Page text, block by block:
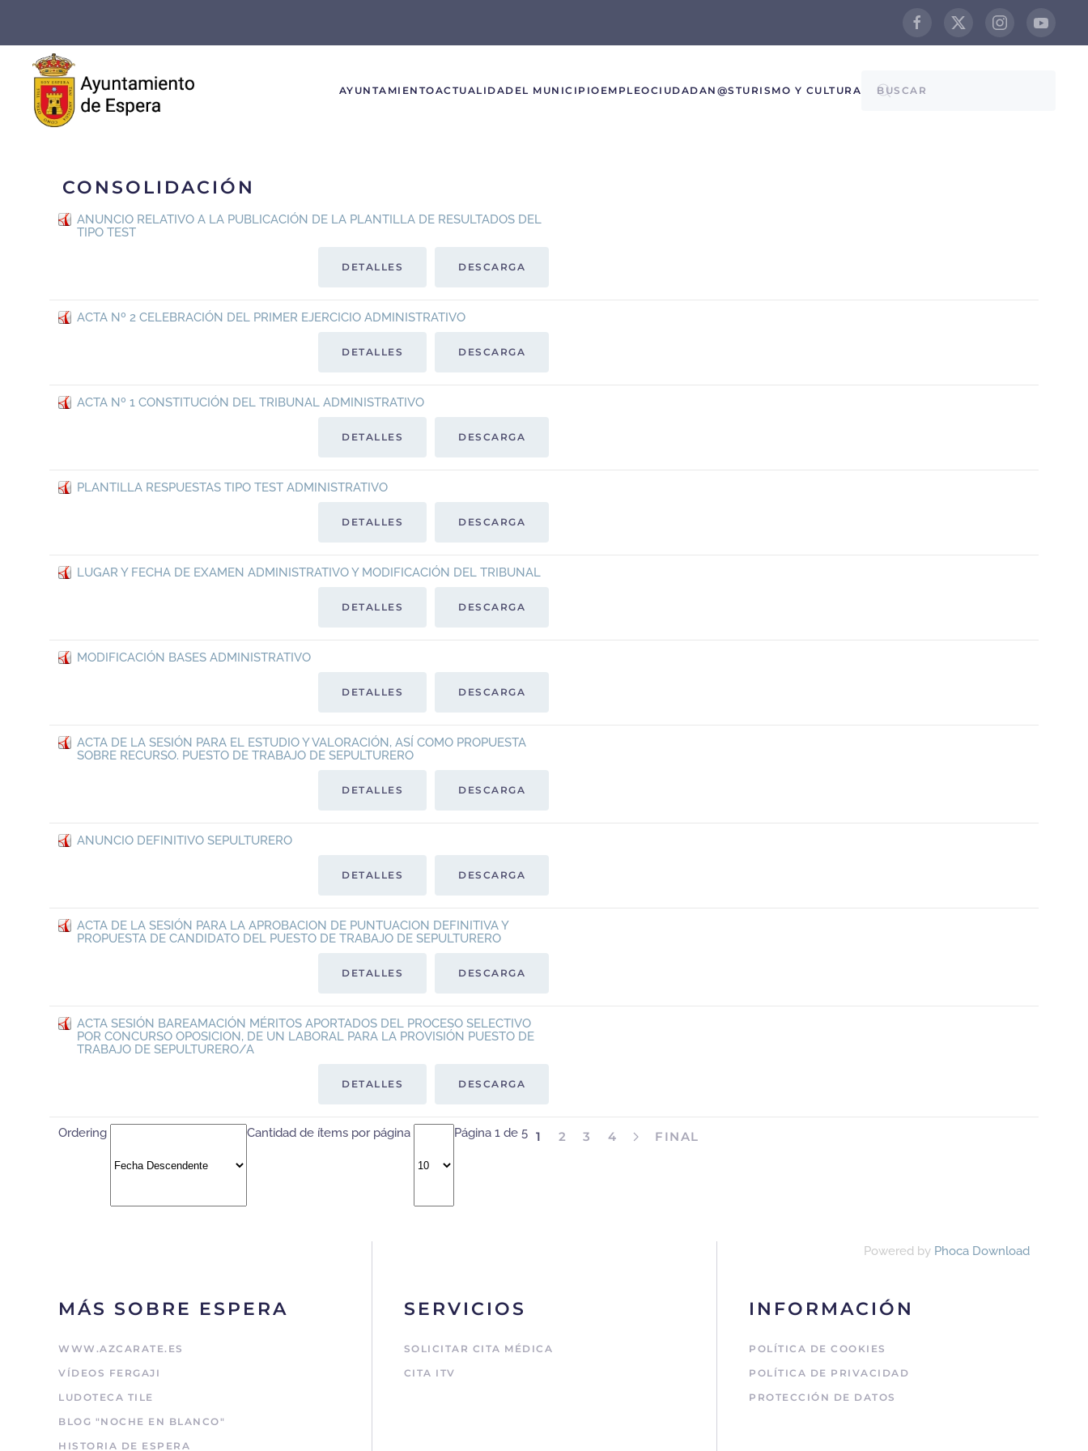
Skip to main content
AYUNTAMIENTOACTUALIDAD EL MUNICIPIO EMPLEOCIUDADAN@S TURISMO Y CULTURA
CONSOLIDACIÓN
ANUNCIO RELATIVO A LA PUBLICACIÓN DE LA PLANTILLA DE RESULTADOS DEL
TIPO TEST
DESCARGA
DETALLES
ACTA Nº 2 CELEBRACIÓN DEL PRIMER EJERCICIO ADMINISTRATIVO
DESCARGA
DETALLES
ACTA Nº 1 CONSTITUCIÓN DEL TRIBUNAL ADMINISTRATIVO
DESCARGA
DETALLES
PLANTILLA RESPUESTAS TIPO TEST ADMINISTRATIVO
DESCARGA
DETALLES
LUGAR Y FECHA DE EXAMEN ADMINISTRATIVO Y MODIFICACIÓN DEL TRIBUNAL
DESCARGA
DETALLES
MODIFICACIÓN BASES ADMINISTRATIVO
DESCARGA
DETALLES
ACTA DE LA SESIÓN PARA EL ESTUDIO Y VALORACIÓN, ASÍ COMO PROPUESTA
SOBRE RECURSO. PUESTO DE TRABAJO DE SEPULTURERO
DESCARGA
DETALLES
ANUNCIO DEFINITIVO SEPULTURERO
DESCARGA
DETALLES
ACTA DE LA SESIÓN PARA LA APROBACION DE PUNTUACION DEFINITIVA Y
PROPUESTA DE CANDIDATO DEL PUESTO DE TRABAJO DE SEPULTURERO
DESCARGA
DETALLES
ACTA SESIÓN BAREAMACIÓN MÉRITOS APORTADOS DEL PROCESO SELECTIVO
POR CONCURSO OPOSICION, DE UN LABORAL PARA LA PROVISIÓN PUESTO DE
TRABAJO DE SEPULTURERO/A
DESCARGA
DETALLES
Ordering Cantidad de ítems por página Página 1 de 5 1 2 3 4 FINAL
Powered by Phoca Download
MÁS SOBRE ESPERA
WWW.AZCARATE.ES
VÍDEOS FERGAJI
LUDOTECA TILE
BLOG "NOCHE EN BLANCO"
HISTORIA DE ESPERA
SERVICIOS
SOLICITAR CITA MÉDICA
CITA ITV
INFORMACIÓN
POLÍTICA DE COOKIES
POLÍTICA DE PRIVACIDAD
PROTECCIÓN DE DATOS